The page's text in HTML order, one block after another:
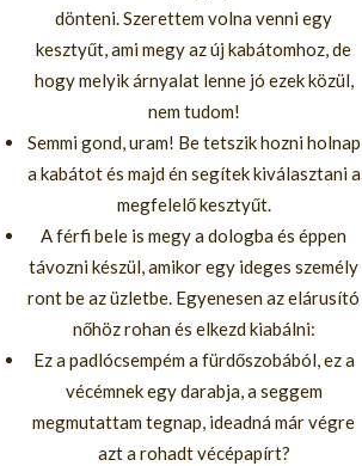
dönteni. Szerettem volna venni egy
kesztyűt, ami megy az új kabátomhoz, de
hogy melyik árnyalat lenne jó ezek közül,
nem tudom!
Semmi gond, uram! Be tetszik hozni holnap
a kabátot és majd én segítek kiválasztani a
megfelelő kesztyűt.
A férfi bele is megy a dologba és éppen
távozni készül, amikor egy ideges személy
ront be az üzletbe. Egyenesen az elárusító
nőhöz rohan és elkezd kiabálni:
Ez a padlócsempém a fürdőszobából, ez a
vécémnek egy darabja, a seggem
megmutattam tegnap, ideadná már végre
azt a rohadt vécépapírt?